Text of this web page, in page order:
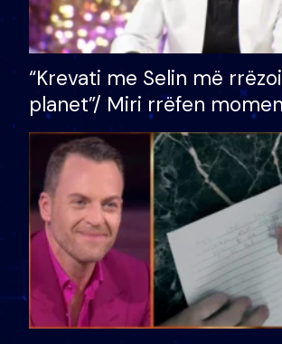
“Krevati me Selin më
planet”/ Miri rrëfen
bukura në shtëpinë e BB
mungojë zilja e mëngjesit